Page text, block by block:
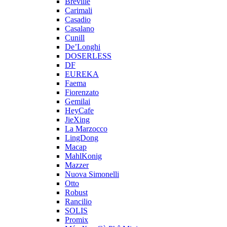
Carimali
Casadio
Casalano
Cunill
De’Longhi
DOSERLESS
DF
EUREKA
Faema
Fiorenzato
Gemilai
HeyCafe
JieXing
La Marzocco
LingDong
Macap
MahlKonig
Mazzer
Nuova Simonelli
Otto
Robust
Rancilio
SOLIS
Promix